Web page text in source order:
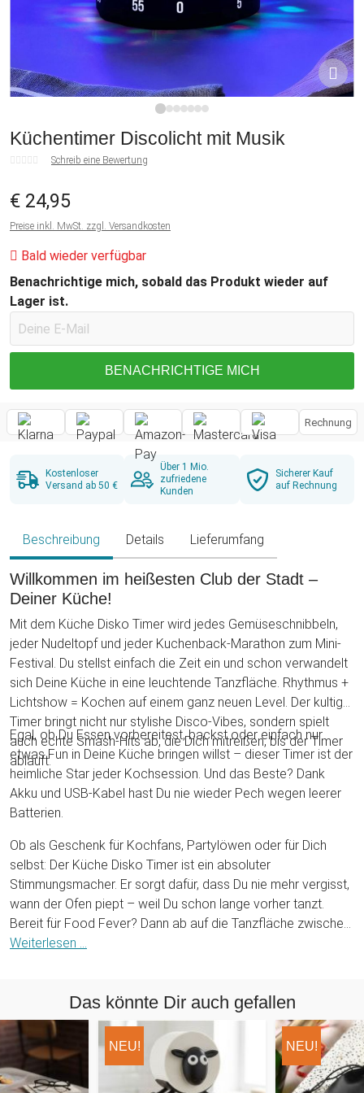
Küchentimer Discolicht mit Musik
Schreib eine Bewertung
€ 24,95
Preise inkl. MwSt. zzgl. Versandkosten
Bald wieder verfügbar
Benachrichtige mich, sobald das Produkt wieder auf
Lager ist.
BENACHRICHTIGE MICH
Rechnung
Kostenloser
Versand ab 50 €
Über 1 Mio.
zufriedene
Kunden
Sicherer Kauf
auf Rechnung
Beschreibung Details Lieferumfang
Willkommen im heißesten Club der Stadt –
Deiner Küche!
Mit dem Küche Disko Timer wird jedes Gemüseschnibbeln,
jeder Nudeltopf und jeder Kuchenback-Marathon zum Mini-
Festival. Du stellst einfach die Zeit ein und schon verwandelt
sich Deine Küche in eine leuchtende Tanzfläche. Rhythmus +
Lichtshow = Kochen auf einem ganz neuen Level. Der kultige
Timer bringt nicht nur stylishe Disco-Vibes, sondern spielt
auch echte Smash-Hits ab, die Dich mitreißen, bis der Timer
abläuft.
Egal, ob Du Essen vorbereitest, backst oder einfach nur
etwas Fun in Deine Küche bringen willst – dieser Timer ist der
heimliche Star jeder Kochsession. Und das Beste? Dank
Akku und USB-Kabel hast Du nie wieder Pech wegen leerer
Batterien.
Ob als Geschenk für Kochfans, Partylöwen oder für Dich
selbst: Der Küche Disko Timer ist ein absoluter
Stimmungsmacher. Er sorgt dafür, dass Du nie mehr vergisst,
wann der Ofen piept – weil Du schon lange vorher tanzt.
Bereit für Food Fever? Dann ab auf die Tanzfläche zwischen
Topf und Pfanne!
Weiterlesen ...
Das könnte Dir auch gefallen
NEU! NEU!